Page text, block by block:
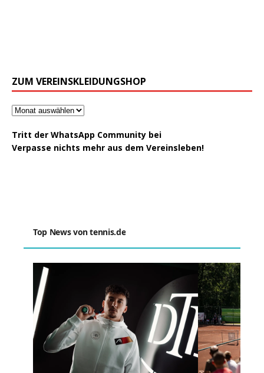
ZUM VEREINSKLEIDUNGSHOP
Tritt der WhatsApp Community bei
Verpasse nichts mehr aus dem Vereinsleben!